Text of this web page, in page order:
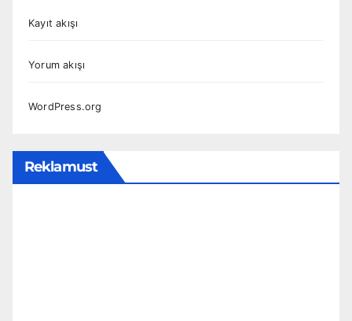
Kayıt akışı
Yorum akışı
WordPress.org
Reklamust